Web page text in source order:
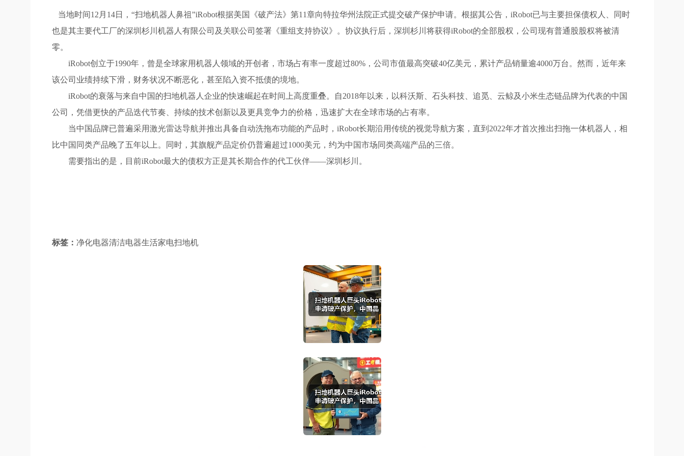
当地时间12月14日，“扫地机器人鼻祖”iRobot根据美国《破产法》第11章向特拉华州法院正式提交破产保护申请。根据其公告，iRobot已与主要担保债权人、同时
也是其主要代工厂的深圳杉川机器人有限公司及关联公司签署《重组支持协议》。协议执行后，深圳杉川将获得iRobot的全部股权，公司现有普通股股权将被清
零。
iRobot创立于1990年，曾是全球家用机器人领域的开创者，市场占有率一度超过80%，公司市值最高突破40亿美元，累计产品销量逾4000万台。然而，近年来
该公司业绩持续下滑，财务状况不断恶化，甚至陷入资不抵债的境地。
iRobot的衰落与来自中国的扫地机器人企业的快速崛起在时间上高度重叠。自2018年以来，以科沃斯、石头科技、追觅、云鲸及小米生态链品牌为代表的中国
公司，凭借更快的产品迭代节奏、持续的技术创新以及更具竞争力的价格，迅速扩大在全球市场的占有率。
当中国品牌已普遍采用激光雷达导航并推出具备自动洗拖布功能的产品时，iRobot长期沿用传统的视觉导航方案，直到2022年才首次推出扫拖一体机器人，相
比中国同类产品晚了五年以上。同时，其旗舰产品定价仍普遍超过1000美元，约为中国市场同类高端产品的三倍。
需要指出的是，目前iRobot最大的债权方正是其长期合作的代工伙伴——深圳杉川。
标签： 净化电器清洁电器生活家电扫地机